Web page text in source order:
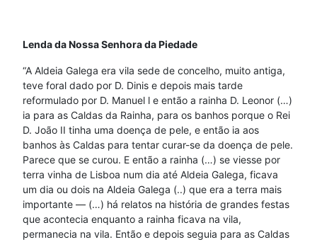
Lenda da Nossa Senhora da Piedade
“A Aldeia Galega era vila sede de concelho, muito antiga,
teve foral dado por D. Dinis e depois mais tarde
reformulado por D. Manuel l e então a rainha D. Leonor (…)
ia para as Caldas da Rainha, para os banhos porque o Rei
D. João II tinha uma doença de pele, e então ia aos
banhos às Caldas para tentar curar-se da doença de pele.
Parece que se curou. E então a rainha (…) se viesse por
terra vinha de Lisboa num dia até Aldeia Galega, ficava
um dia ou dois na Aldeia Galega (..) que era a terra mais
importante — (…) há relatos na história de grandes festas
que acontecia enquanto a rainha ficava na vila,
permanecia na vila. Então e depois seguia para as Caldas